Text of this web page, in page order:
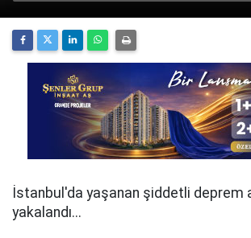
İstanbul'da yaşanan şiddetli deprem
yakalandı...